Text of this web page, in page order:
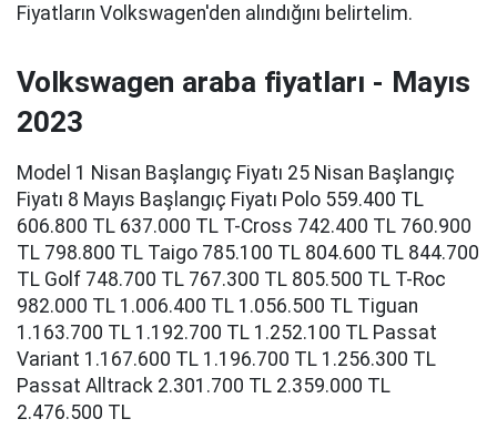
Fiyatların Volkswagen'den alındığını belirtelim.
Volkswagen araba fiyatları - Mayıs
2023
Model 1 Nisan Başlangıç Fiyatı 25 Nisan Başlangıç
Fiyatı 8 Mayıs Başlangıç Fiyatı Polo 559.400 TL
606.800 TL 637.000 TL T-Cross 742.400 TL 760.900
TL 798.800 TL Taigo 785.100 TL 804.600 TL 844.700
TL Golf 748.700 TL 767.300 TL 805.500 TL T-Roc
982.000 TL 1.006.400 TL 1.056.500 TL Tiguan
1.163.700 TL 1.192.700 TL 1.252.100 TL Passat
Variant 1.167.600 TL 1.196.700 TL 1.256.300 TL
Passat Alltrack 2.301.700 TL 2.359.000 TL
2.476.500 TL